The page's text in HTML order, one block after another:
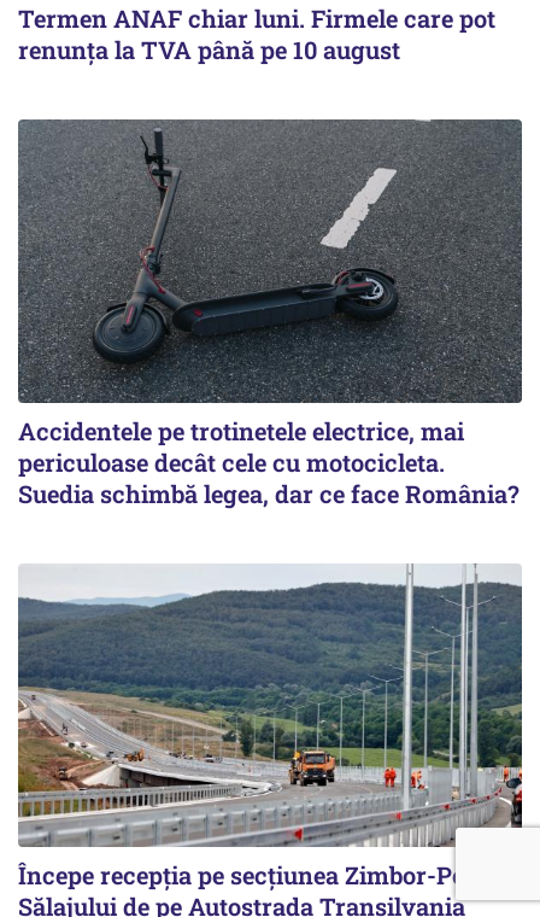
Termen ANAF chiar luni. Firmele care pot
renunța la TVA până pe 10 august
Accidentele pe trotinetele electrice, mai
periculoase decât cele cu motocicleta.
Suedia schimbă legea, dar ce face România?
Începe recepţia pe secţiunea Zimbor-Poarta
Sălajului de pe Autostrada Transilvania